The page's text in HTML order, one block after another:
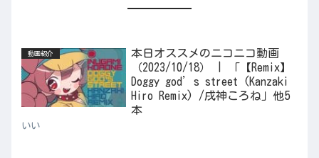
動画紹介
本日オススメのニコニコ動画
（2023/10/18） | 「【Remix】
Doggy god’s street (Kanzaki
Hiro Remix) /戌神ころね」他5
本
いい